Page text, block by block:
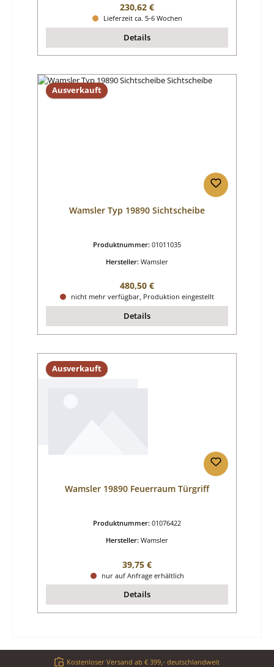
Regulärer Preis:
230,62 €
Lieferzeit ca. 5-6 Wochen
Details
Ausverkauft
Wamsler Typ 19890 Sichtscheibe
Produktnummer: 01011035
Hersteller: Wamsler
Regulärer Preis:
480,50 €
nicht mehr verfügbar, Produktion eingestellt
Details
Ausverkauft
Wamsler 19890 Feuerraum Türgriff
Produktnummer: 01076422
Hersteller: Wamsler
Regulärer Preis:
39,75 €
nur auf Anfrage erhältlich
Details
Kostenloser Versand ab € 399,- deutschlandweit